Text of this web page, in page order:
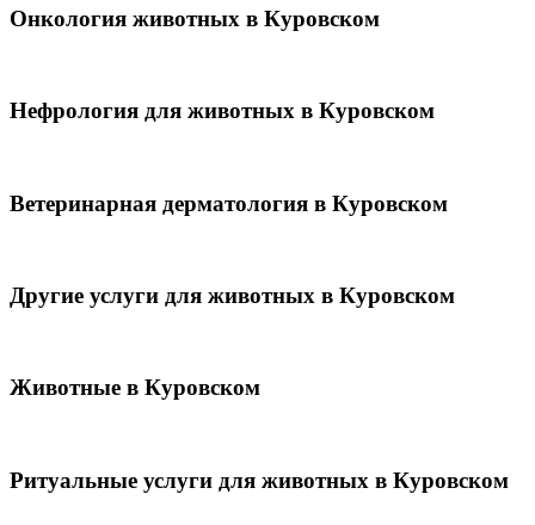
Онкология животных в Куровском
Нефрология для животных в Куровском
Ветеринарная дерматология в Куровском
Другие услуги для животных в Куровском
Животные в Куровском
Ритуальные услуги для животных в Куровском